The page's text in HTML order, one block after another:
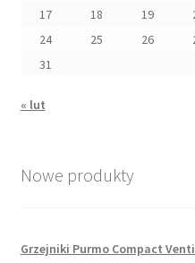
17
18 19
24
25 26
31
« lut
Nowe produkty
Grzejniki Purmo Compact